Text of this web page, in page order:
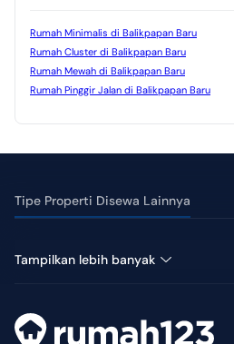
Rumah Minimalis di Balikpapan Baru
Rumah Cluster di Balikpapan Baru
Rumah Mewah di Balikpapan Baru
Rumah Pinggir Jalan di Balikpapan Baru
Tipe Properti Disewa Lainnya
Tampilkan lebih banyak